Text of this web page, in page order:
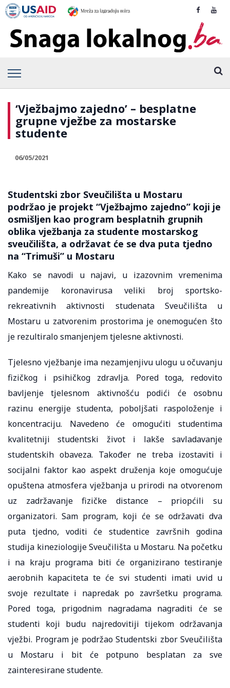
‘Vježbajmo zajedno’ – besplatne
grupne vježbe za mostarske
studente
06/05/2021
Studentski zbor Sveučilišta u Mostaru
podržao je projekt “Vježbajmo zajedno” koji je
osmišljen kao program besplatnih grupnih
oblika vježbanja za studente mostarskog
sveučilišta, a održavat će se dva puta tjedno
na “Trimuši” u Mostaru
Kako se navodi u najavi, u izazovnim vremenima
pandemije koronavirusa veliki broj sportsko-
rekreativnih aktivnosti studenata Sveučilišta u
Mostaru u zatvorenim prostorima je onemogućen što
je rezultiralo smanjenjem tjelesne aktivnosti.
Tjelesno vježbanje ima nezamjenjivu ulogu u očuvanju
fizičkog i psihičkog zdravlja. Pored toga, redovito
bavljenje tjelesnom aktivnošću podići će osobnu
razinu energije studenta, poboljšati raspoloženje i
koncentraciju. Navedeno će omogućiti studentima
kvalitetniji studentski život i lakše savladavanje
studentskih obaveza. Također ne treba izostaviti i
socijalni faktor kao aspekt druženja koje omogućuje
opuštena atmosfera vježbanja u prirodi na otvorenom
uz zadržavanje fizičke distance – priopćili su
organizatori. Sam program, koji će se održavati dva
puta tjedno, voditi će studentice završnih godina
studija kineziologije Sveučilišta u Mostaru. Na početku
i na kraju programa biti će organizirano testiranje
aerobnih kapaciteta te će svi studenti imati uvid u
svoje rezultate i napredak po završetku programa.
Pored toga, prigodnim nagradama nagraditi će se
studenti koji budu najredovitiji tijekom održavanja
vježbi. Program je podržao Studentski zbor Sveučilišta
u Mostaru i bit će potpuno besplatan za sve
zainteresirane studente.